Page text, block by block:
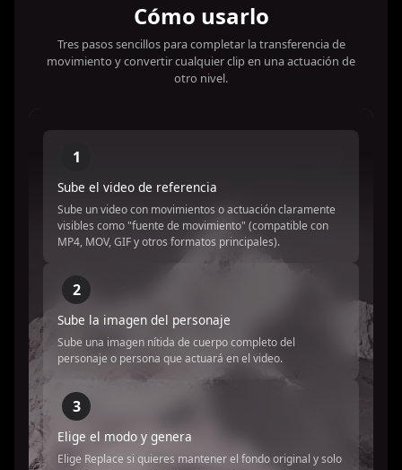
Cómo usarlo
Tres pasos sencillos para completar la transferencia de
movimiento y convertir cualquier clip en una actuación de
otro nivel.
1
Sube el video de referencia
Sube un video con movimientos o actuación claramente
visibles como "fuente de movimiento" (compatible con
MP4, MOV, GIF y otros formatos principales).
2
Sube la imagen del personaje
Sube una imagen nítida de cuerpo completo del
personaje o persona que actuará en el video.
3
Elige el modo y genera
Elige Replace si quieres mantener el fondo original y solo